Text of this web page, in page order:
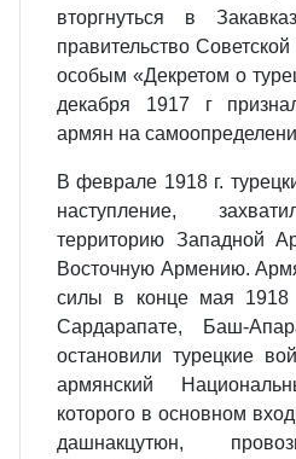
вторгнуться в
правительство
особым «Декретом о
декабря 1917 г
армян на
В феврале 1918 г.
наступление,
территорию Западной
Восточную Армению.
силы в конце мая 1918
Сардарапате, Баш-
остановили турецкие
армянский
которого в основном
дашнакцутюн,